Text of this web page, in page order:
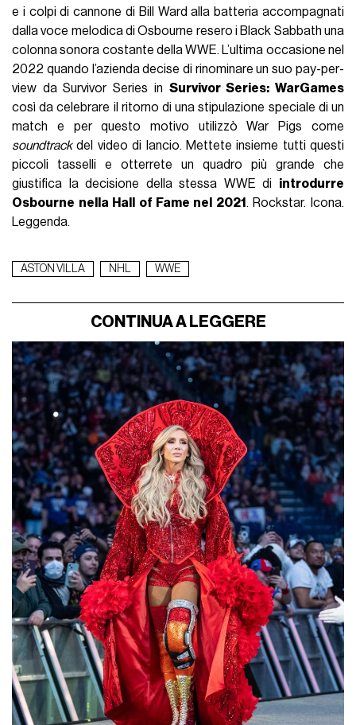
e i colpi di cannone di Bill Ward alla batteria accompagnati
dalla voce melodica di Osbourne resero i Black Sabbath una
colonna sonora costante della WWE. L’ultima occasione nel
2022 quando l’azienda decise di rinominare un suo pay-per-
view da Survivor Series in Survivor Series: WarGames
così da celebrare il ritorno di una stipulazione speciale di un
match e per questo motivo utilizzò War Pigs come
soundtrackdel video di lancio. Mettete insieme tutti questi
piccoli tasselli e otterrete un quadro più grande che
giustifica la decisione della stessa WWE di introdurre
Osbourne nella Hall of Fame nel 2021 . Rockstar. Icona.
Leggenda.
ASTON VILLA NHL WWE
CONTINUA A LEGGERE